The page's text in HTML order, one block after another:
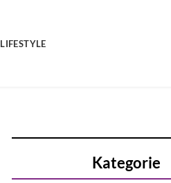
LIFESTYLE
Kategorie